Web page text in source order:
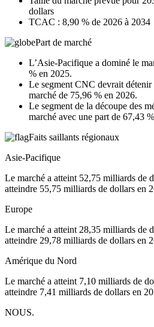
dollars
TCAC : 8,90 % de 2026 à 2034
Part de marché
L’Asie-Pacifique a dominé le
% en 2025.
Le segment CNC devrait détenir
marché de 75,96 % en 2026.
Le segment de la découpe des
marché avec une part de 67,43
Faits saillants régionaux
Asie-Pacifique
Le marché a atteint 52,75 milliards de
atteindre 55,75 milliards de dollars en
Europe
Le marché a atteint 28,35 milliards de
atteindre 29,78 milliards de dollars en
Amérique du Nord
Le marché a atteint 7,10 milliards de
atteindre 7,41 milliards de dollars en
NOUS.